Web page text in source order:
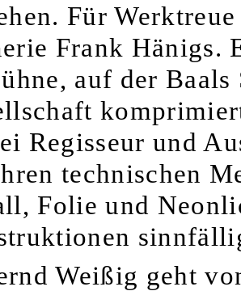
Für
Frank Hänigs.
auf der Baals
Regisseur und
technischen
Folie und
Weißig geht